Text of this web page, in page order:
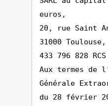
euros,
20, rue Saint
31000 Toulouse,
433 796 828
Aux termes de
Générale
du 28 février